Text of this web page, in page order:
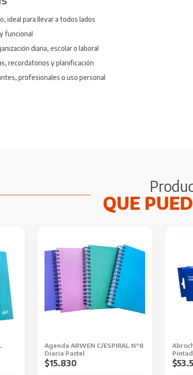
ideal para llevar a todos lados
funcional
diaria, escolar o laboral
recordatorios y planificación
profesionales o uso personal
Agenda ARWEN C/ESPIRAL N°8
Diaria Pastel
$15.830
producto
tiene
múltiples
variantes.
opciones
elegir
en
$